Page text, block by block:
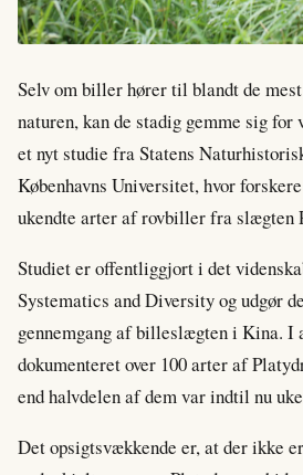
Selv om biller hører til blandt de
naturen, kan de stadig gemme sig for
et nyt studie fra Statens
Københavns Universitet, hvor
ukendte arter af rovbiller fra slægten
Studiet er offentliggjort i det
Systematics and Diversity og udgør
gennemgang af billeslægten i Kina. I
dokumenteret over 100 arter af
end halvdelen af dem var indtil nu
Det opsigtsvækkende er, at der ikke